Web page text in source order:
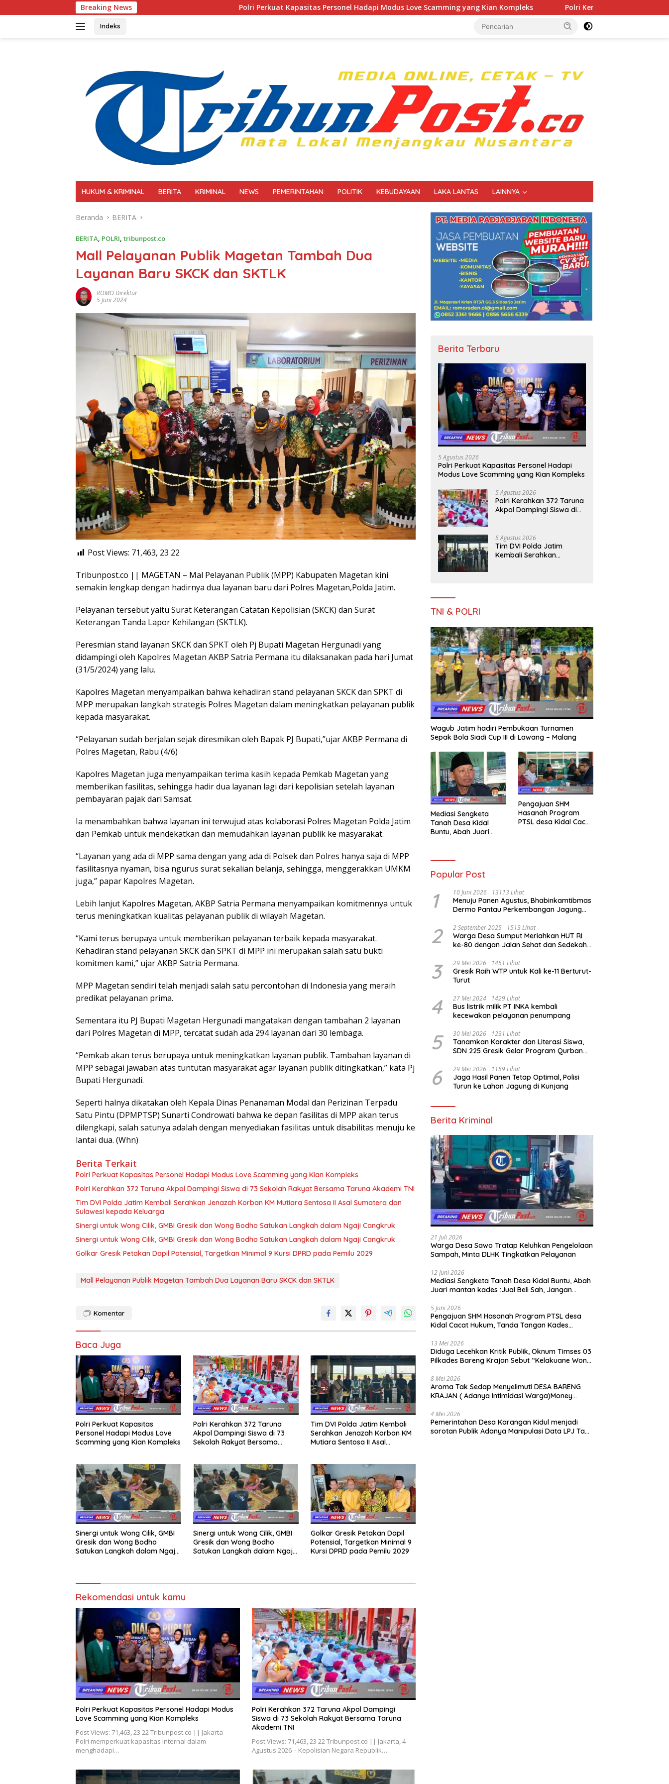
ke
Breaking News Polri Perkuat Kapasitas Personel Hadapi Modus Love Scamming yang Kian Kompleks Polri Kerahkan 372 Taruna Akpol Dampingi Siswa di
Indeks
HUKUM & KRIMINAL BERITA KRIMINAL NEWS PEMERINTAHAN POLITIK KEBUDAYAAN LAKA LANTAS LAINNYA
Beranda BERITA
BERITA, POLRI, tribunpost.co
Mall Pelayanan Publik Magetan Tambah Dua
Layanan Baru SKCK dan SKTLK
ROMO Direktur
5 Juni 2024
Post Views: 71,463, 23 22
Tribunpost.co || MAGETAN – Mal Pelayanan Publik (MPP) Kabupaten Magetan kini
semakin lengkap dengan hadirnya dua layanan baru dari Polres Magetan,Polda Jatim.
Pelayanan tersebut yaitu Surat Keterangan Catatan Kepolisian (SKCK) dan Surat
Keterangan Tanda Lapor Kehilangan (SKTLK).
Peresmian stand layanan SKCK dan SPKT oleh Pj Bupati Magetan Hergunadi yang
didampingi oleh Kapolres Magetan AKBP Satria Permana itu dilaksanakan pada hari Jumat
(31/5/2024) yang lalu.
Kapolres Magetan menyampaikan bahwa kehadiran stand pelayanan SKCK dan SPKT di
MPP merupakan langkah strategis Polres Magetan dalam meningkatkan pelayanan publik
kepada masyarakat.
“Pelayanan sudah berjalan sejak diresmikan oleh Bapak PJ Bupati,”ujar AKBP Permana di
Polres Magetan, Rabu (4/6)
Kapolres Magetan juga menyampaikan terima kasih kepada Pemkab Magetan yang
memberikan fasilitas, sehingga hadir dua layanan lagi dari kepolisian setelah layanan
pembayaran pajak dari Samsat.
Ia menambahkan bahwa layanan ini terwujud atas kolaborasi Polres Magetan Polda Jatim
dan Pemkab untuk mendekatkan dan memudahkan layanan publik ke masyarakat.
“Layanan yang ada di MPP sama dengan yang ada di Polsek dan Polres hanya saja di MPP
fasilitasnya nyaman, bisa ngurus surat sekalian belanja, sehingga, menggerakkan UMKM
juga,” papar Kapolres Magetan.
Lebih lanjut Kapolres Magetan, AKBP Satria Permana menyampaikan komitmennya untuk
terus meningkatkan kualitas pelayanan publik di wilayah Magetan.
“Kami terus berupaya untuk memberikan pelayanan terbaik kepada masyarakat.
Kehadiran stand pelayanan SKCK dan SPKT di MPP ini merupakan salah satu bukti
komitmen kami,” ujar AKBP Satria Permana.
MPP Magetan sendiri telah menjadi salah satu percontohan di Indonesia yang meraih
predikat pelayanan prima.
Sementara itu PJ Bupati Magetan Hergunadi mangatakan dengan tambahan 2 layanan
dari Polres Magetan di MPP, tercatat sudah ada 294 layanan dari 30 lembaga.
“Pemkab akan terus berupaya untuk meningkatkan layanan publik. Tambahan layanan di
MPP sebagai jawaban atas tuntutan masyarakat agar layanan publik ditingkatkan,” kata Pj
Bupati Hergunadi.
Seperti halnya dikatakan oleh Kepala Dinas Penanaman Modal dan Perizinan Terpadu
Satu Pintu (DPMPTSP) Sunarti Condrowati bahwa ke depan fasilitas di MPP akan terus
dilengkapi, salah satunya adalah dengan menyediakan fasilitas untuk disabilitas menuju ke
lantai dua. (Whn)
Berita Terkait
Polri Perkuat Kapasitas Personel Hadapi Modus Love Scamming yang Kian Kompleks
Polri Kerahkan 372 Taruna Akpol Dampingi Siswa di 73 Sekolah Rakyat Bersama Taruna Akademi TNI
Tim DVI Polda Jatim Kembali Serahkan Jenazah Korban KM Mutiara Sentosa II Asal Sumatera dan
Sulawesi kepada Keluarga
Sinergi untuk Wong Cilik, GMBI Gresik dan Wong Bodho Satukan Langkah dalam Ngaji Cangkruk
Sinergi untuk Wong Cilik, GMBI Gresik dan Wong Bodho Satukan Langkah dalam Ngaji Cangkruk
Golkar Gresik Petakan Dapil Potensial, Targetkan Minimal 9 Kursi DPRD pada Pemilu 2029
Mall Pelayanan Publik Magetan Tambah Dua Layanan Baru SKCK dan SKTLK
Komentar
Baca Juga
Polri Perkuat Kapasitas
Personel Hadapi Modus Love
Scamming yang Kian Kompleks
Polri Kerahkan 372 Taruna
Akpol Dampingi Siswa di 73
Sekolah Rakyat Bersama
Tim DVI Polda Jatim Kembali
Serahkan Jenazah Korban KM
Mutiara Sentosa II Asal
Sinergi untuk Wong Cilik, GMBI
Gresik dan Wong Bodho
Satukan Langkah dalam Ngaji
Sinergi untuk Wong Cilik, GMBI
Gresik dan Wong Bodho
Satukan Langkah dalam Ngaji
Golkar Gresik Petakan Dapil
Potensial, Targetkan Minimal 9
Kursi DPRD pada Pemilu 2029
Rekomendasi untuk kamu
Polri Perkuat Kapasitas Personel Hadapi Modus
Love Scamming yang Kian Kompleks
Post Views: 71,463, 23 22 Tribunpost.co || Jakarta –
Polri memperkuat kapasitas internal dalam
menghadapi…
Polri Kerahkan 372 Taruna Akpol Dampingi
Siswa di 73 Sekolah Rakyat Bersama Taruna
Akademi TNI
Post Views: 71,463, 23 22 Tribunpost.co || Jakarta, 4
Agustus 2026 – Kepolisian Negara Republik…
Berita Terbaru
5 Agustus 2026
Polri Perkuat Kapasitas Personel Hadapi
Modus Love Scamming yang Kian Kompleks
5 Agustus 2026
Polri Kerahkan 372 Taruna
Akpol Dampingi Siswa di
TNI
5 Agustus 2026
Tim DVI Polda Jatim
Kembali Serahkan
TNI & POLRI
Wagub Jatim hadiri Pembukaan Turnamen
Sepak Bola Siadi Cup III di Lawang – Malang
Mediasi Sengketa
Tanah Desa Kidal
Buntu, Abah Juari
Jadikan Kesalahan
Membatalkan Hak
Pengajuan SHM
Hasanah Program
PTSL desa Kidal Cacat
Popular Post
1 10 Juni 2026 13113 Lihat
Menuju Panen Agustus, Bhabinkamtibmas
Dermo Pantau Perkembangan Jagung
2 2 September 2025 1513 Lihat
Warga Desa Sumput Meriahkan HUT RI
ke-80 dengan Jalan Sehat dan Sedekah
3 29 Mei 2026 1451 Lihat
Gresik Raih WTP untuk Kali ke-11 Berturut-
Turut
4 27 Mei 2024 1429 Lihat
Bus listrik milik PT INKA kembali
kecewakan pelayanan penumpang
5 30 Mei 2026 1231 Lihat
Tanamkan Karakter dan Literasi Siswa,
SDN 225 Gresik Gelar Program Qurban
6 29 Mei 2026 1159 Lihat
Jaga Hasil Panen Tetap Optimal, Polisi
Turun ke Lahan Jagung di Kunjang
Berita Kriminal
21 Juli 2026
Warga Desa Sawo Tratap Keluhkan Pengelolaan
Sampah, Minta DLHK Tingkatkan Pelayanan
12 Juni 2026
Mediasi Sengketa Tanah Desa Kidal Buntu, Abah
Juari mantan kades :Jual Beli Sah, Jangan
Membatalkan Hak Warga.
5 Juni 2026
Pengajuan SHM Hasanah Program PTSL desa
Kidal Cacat Hukum, Tanda Tangan Kades
13 Mei 2026
Diduga Lecehkan Kritik Publik, Oknum Timses 03
Pilkades Bareng Krajan Sebut “Kelakuane Wong
8 Mei 2026
Aroma Tak Sedap Menyelimuti DESA BARENG
KRAJAN ( Adanya Intimidasi Warga)Money
4 Mei 2026
Pemerintahan Desa Karangan Kidul menjadi
sorotan Publik Adanya Manipulasi Data LPJ Ta